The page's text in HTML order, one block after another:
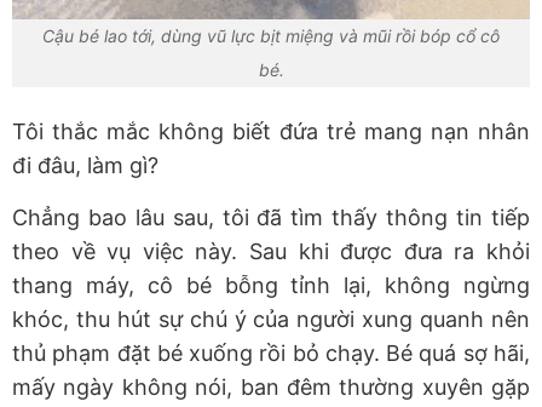
Cậu bé lao tới, dùng vũ lực bịt miệng và mũi rồi bóp cổ cô
bé.
Tôi thắc mắc không biết đứa trẻ mang nạn nhân
đi đâu, làm gì?
Chẳng bao lâu sau, tôi đã tìm thấy thông tin tiếp
theo về vụ việc này. Sau khi được đưa ra khỏi
thang máy, cô bé bỗng tỉnh lại, không ngừng
khóc, thu hút sự chú ý của người xung quanh nên
thủ phạm đặt bé xuống rồi bỏ chạy. Bé quá sợ hãi,
mấy ngày không nói, ban đêm thường xuyên gặp